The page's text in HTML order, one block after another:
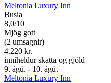
Meltonia Luxury Inn
Busia
8,0/10
Mjög gott
(2 umsagnir)
4.220 kr.
inniheldur skatta og gjöld
9. ágú. - 10. ágú.
Meltonia Luxury Inn